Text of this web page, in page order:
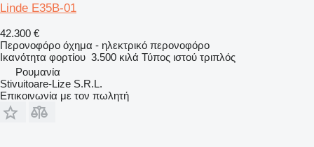
Linde E35B-01
42.300 €
Περονοφόρο όχημα - ηλεκτρικό περονοφόρο
Ικανότητα φορτίου 3.500 κιλά Τύπος ιστού τριπλός
Ρουμανία
Stivuitoare-Lize S.R.L.
Επικοινωνία με τον πωλητή